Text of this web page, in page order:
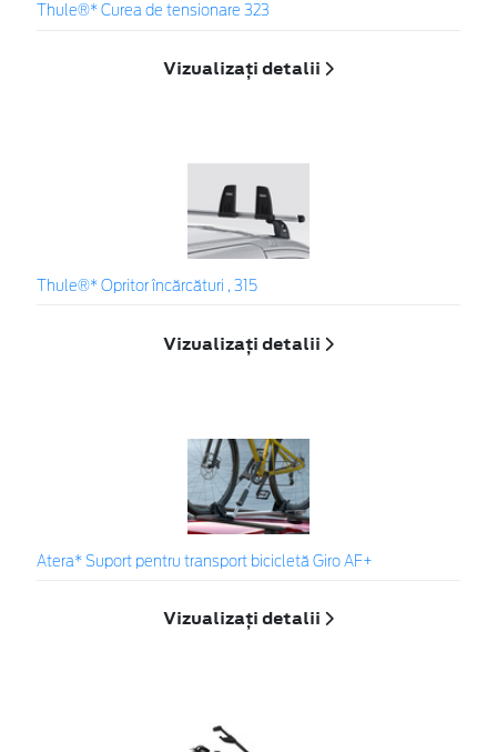
Thule®* Curea de tensionare 323
Vizualizați detalii
Thule®* Opritor încărcături , 315
Vizualizați detalii
Atera* Suport pentru transport bicicletă Giro AF+
Vizualizați detalii